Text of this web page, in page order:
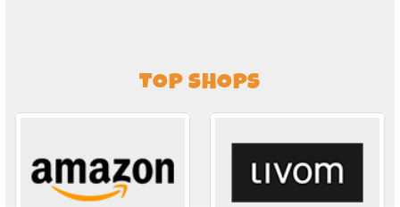
TOP SHOPS